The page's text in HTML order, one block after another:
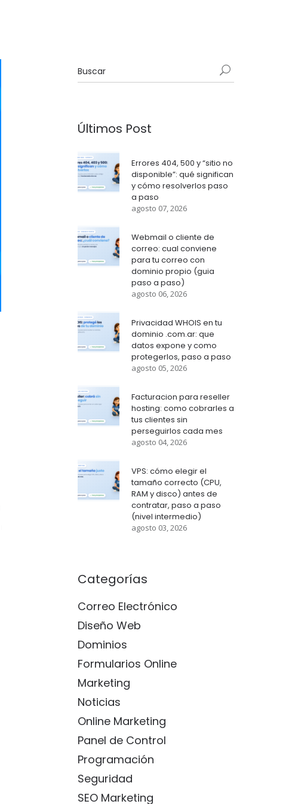
Últimos Post
Errores 404, 500 y “sitio no
disponible”: qué significan
y cómo resolverlos paso
a paso
agosto 07, 2026
Webmail o cliente de
correo: cual conviene
para tu correo con
dominio propio (guia
paso a paso)
agosto 06, 2026
Privacidad WHOIS en tu
dominio .com.ar: que
datos expone y como
protegerlos, paso a paso
agosto 05, 2026
Facturacion para reseller
hosting: como cobrarles a
tus clientes sin
perseguirlos cada mes
agosto 04, 2026
VPS: cómo elegir el
tamaño correcto (CPU,
RAM y disco) antes de
contratar, paso a paso
(nivel intermedio)
agosto 03, 2026
Categorías
Correo Electrónico
Diseño Web
Dominios
Formularios Online
Marketing
Noticias
Online Marketing
Panel de Control
Programación
Seguridad
SEO Marketing